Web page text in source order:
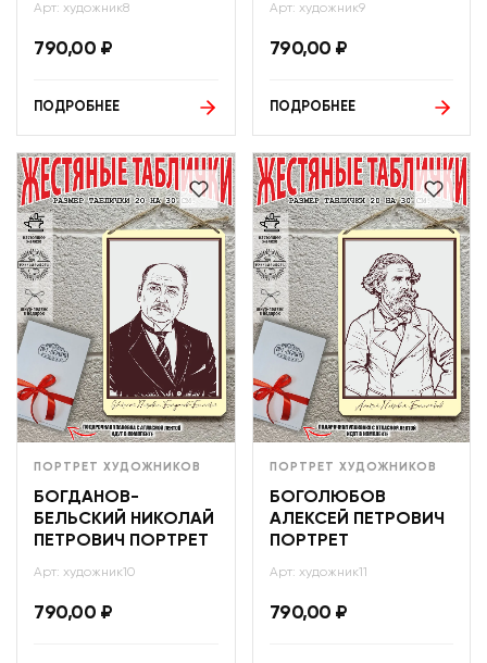
Арт: художник8
790,00 ₽
ПОДРОБНЕЕ
Арт: художник9
790,00 ₽
ПОДРОБНЕЕ
ПОРТРЕТ ХУДОЖНИКОВ
БОГДАНОВ-
БЕЛЬСКИЙ НИКОЛАЙ
ПЕТРОВИЧ ПОРТРЕТ
Арт: художник10
790,00 ₽
ПОРТРЕТ ХУДОЖНИКОВ
БОГОЛЮБОВ
АЛЕКСЕЙ ПЕТРОВИЧ
ПОРТРЕТ
Арт: художник11
790,00 ₽